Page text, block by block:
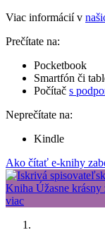
Viac informácií v
Prečítate na:
Pocketbook
Smartfón či
Počítač s
Neprečítate na:
Kindle
Ako čítať e-knihy